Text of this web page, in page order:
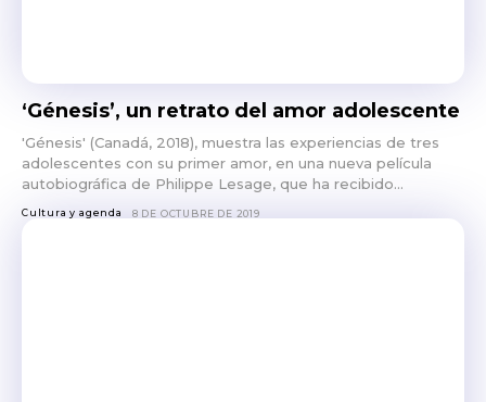
‘Génesis’, un retrato del amor adolescente
'Génesis' (Canadá, 2018), muestra las experiencias de tres
adolescentes con su primer amor, en una nueva película
autobiográfica de Philippe Lesage, que ha recibido...
Cultura y agenda 8 DE OCTUBRE DE 2019